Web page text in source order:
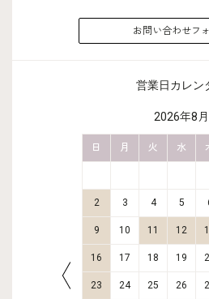
お問い合わせフ
営業日カレン
2026年8月
日 月 火 水
2 3 4 5
9 10 11 12
16 17 18 19
23 24 25 26